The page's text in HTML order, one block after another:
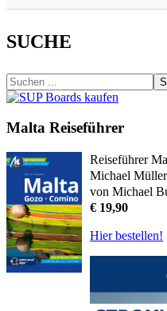
SUCHE
Malta Reiseführer
Reiseführer
Michael
von Michael
€ 19,90
Hier bestellen!